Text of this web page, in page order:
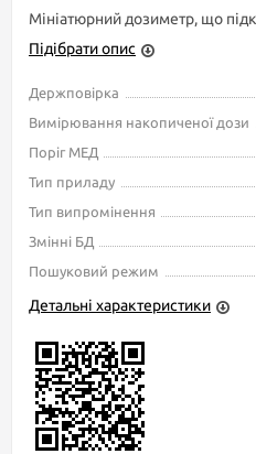
Мініатюрний дозиметр, що
Підібрати опис
Держповірка
Вимірювання накопиченої дози
Поріг МЕД
Тип приладу
Тип випромінення
Змінні БД
Пошуковий режим
Детальні характеристики